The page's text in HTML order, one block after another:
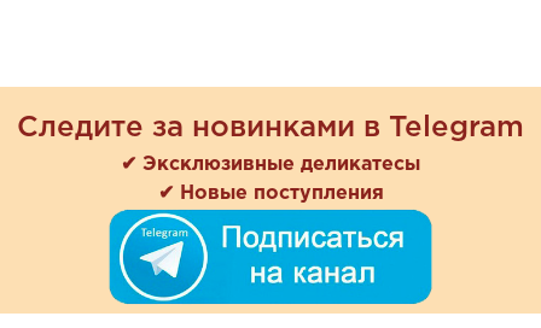
Следите за новинками в Telegram
✔ Эксклюзивные деликатесы
✔ Новые поступления